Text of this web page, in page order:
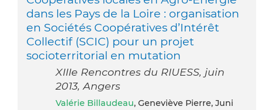
dans les Pays de la Loire : organisation
en Sociétés Coopératives d’Intérêt
Collectif (SCIC) pour un projet
socioterritorial en mutation
XIIIe Rencontres du RIUESS, juin
2013, Angers
Valérie Billaudeau, Geneviève Pierre, Juni